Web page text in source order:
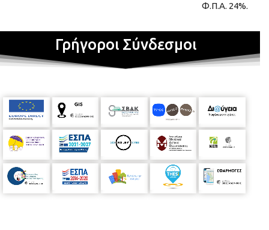
Φ.Π.Α. 24%.
Γρήγοροι Σύνδεσμοι